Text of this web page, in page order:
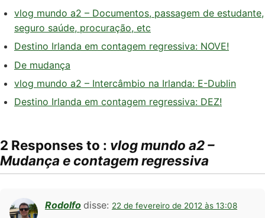
vlog mundo a2 – Documentos, passagem de estudante,
seguro saúde, procuração, etc
Destino Irlanda em contagem regressiva: NOVE!
De mudança
vlog mundo a2 – Intercâmbio na Irlanda: E-Dublin
Destino Irlanda em contagem regressiva: DEZ!
2 Responses to : vlog mundo a2 –
Mudança e contagem regressiva
Rodolfo disse: 22 de fevereiro de 2012 às 13:08